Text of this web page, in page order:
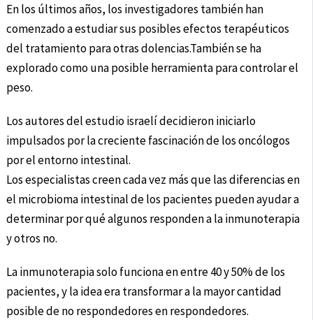
En los últimos años, los investigadores también han
comenzado a estudiar sus posibles efectos terapéuticos
del tratamiento para otras dolencias.También se ha
explorado como una posible herramienta para controlar el
peso.
Los autores del estudio israelí decidieron iniciarlo
impulsados por la creciente fascinación de los oncólogos
por el entorno intestinal.
Los especialistas creen cada vez más que las diferencias en
el microbioma intestinal de los pacientes pueden ayudar a
determinar por qué algunos responden a la inmunoterapia
y otros no.
La inmunoterapia solo funciona en entre 40 y 50% de los
pacientes, y la idea era transformar a la mayor cantidad
posible de no respondedores en respondedores.